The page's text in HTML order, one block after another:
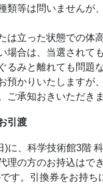
類等は問いませんが
は立った状態での体
場合は、当選されて
るみと離れても問題
預かりいたしますが
ご承知おきいただき
引渡
)に、科学技術館3階
理の方のお持込はで
す。引換券をお持